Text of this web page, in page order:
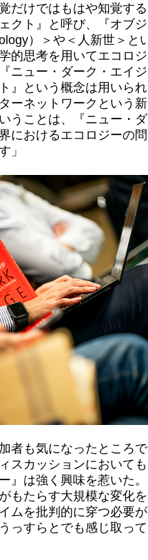
だけではもはや知覚す
クト』と呼び、『オブ
）＞や＜人新世＞と
的思考を用いてエコロ
ニュー・ダーク・エイ
』という概念は用いら
ーネットワークという
うことは、『ニュー・
におけるエコロジーの
」
者も気になったところ
スカッションにおいて
』は強く興味を惹いた
もたらす大規模な変化
ムを批判的に穿つ必要
っすらとでも感じ取っ